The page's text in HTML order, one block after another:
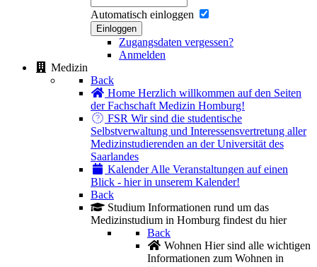
Automatisch einloggen
Einloggen
Zugangsdaten vergessen?
Anmelden
Medizin
Back
Home Herzlich willkommen auf den Seiten
der Fachschaft Medizin Homburg!
FSR Wir sind die studentische
Selbstverwaltung und Interessensvertretung aller
Medizinstudierenden an der Universität des
Saarlandes
KalenderAlle Veranstaltungen auf einen
Blick - hier in unserem Kalender!
Back
Studium Informationen rund um das
Medizinstudium in Homburg findest du hier
Back
Wohnen Hier sind alle wichtigen
Informationen zum Wohnen in